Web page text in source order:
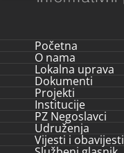
Početna
O nama
Lokalna uprava
Dokumenti
Projekti
Institucije
PZ Negoslavci
Udruženja
Vijesti i obavijesti